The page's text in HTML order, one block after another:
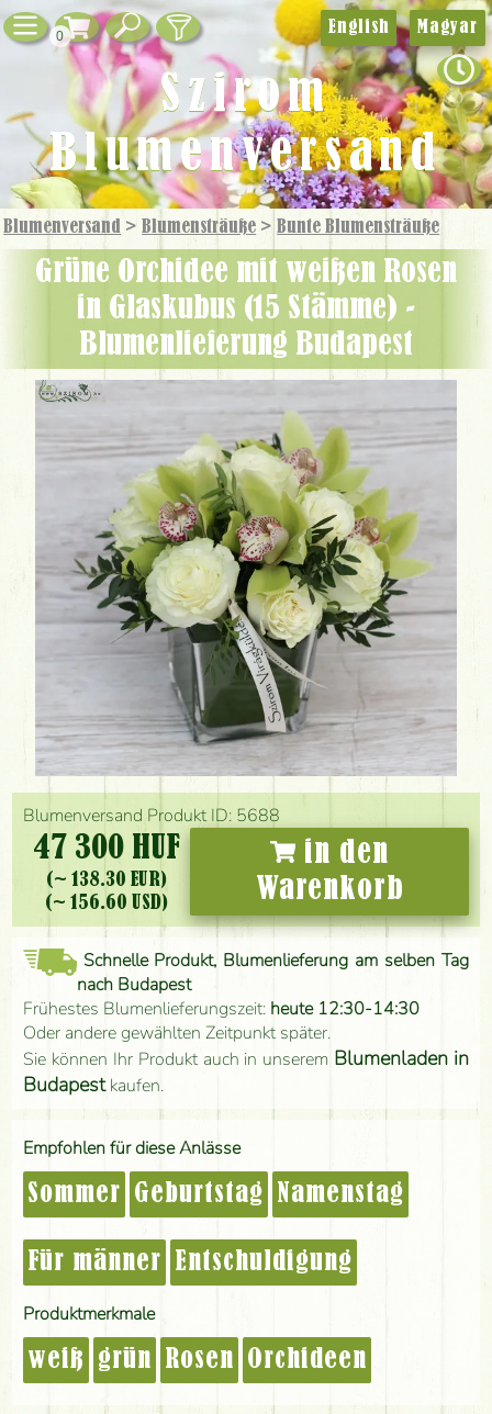
0
Blumenversand > Blumensträuße > Bunte Blumensträuße
Grüne Orchidee mit weißen Rosen
in Glaskubus (15 Stämme) -
Blumenlieferung Budapest
Blumenversand Produkt ID: 5688
47 300 HUF
(~ 138.30 EUR)
(~ 156.60 USD)
in den
Warenkorb
Schnelle Produkt, Blumenlieferung am selben Tag
nach Budapest
Frühestes Blumenlieferungszeit: heute 12:30-14:30
Oder andere gewählten Zeitpunkt später.
Sie können Ihr Produkt auch in unserem Blumenladen in
Budapestkaufen.
Empfohlen für diese Anlässe
Sommer Geburtstag Namenstag
Für männer Entschuldigung
Produktmerkmale
weiß grün Rosen Orchideen
English Magyar
Szirom
Blumenversand